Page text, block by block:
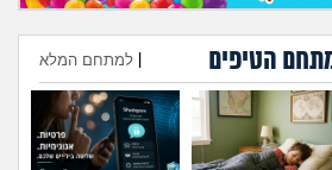
חיות מחמד
יוקר המחיה
גאווה
הטיפים למתחם המלא
הוספת טיפ